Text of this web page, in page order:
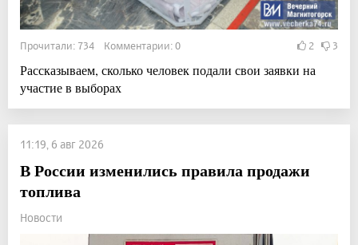
Прочитали: 734 Комментарии: 0 2 3
Рассказываем, сколько человек подали свои заявки на
участие в выборах
11:19, 6 авг 2026
В России изменились правила продажи
топлива
Новости